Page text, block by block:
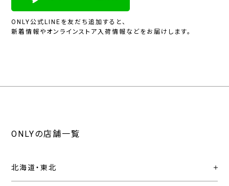
ONLY公式LINEを友だち追加すると、
新着情報やオンラインストア入荷情報などをお届けします。
ONLYの店舗一覧
北海道・東北